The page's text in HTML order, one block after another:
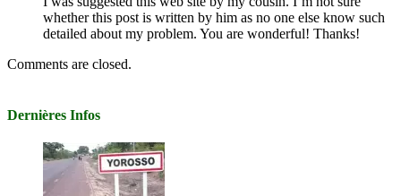
whether this post is written by him as no one else know such
detailed about my problem. You are wonderful! Thanks!
Comments are closed.
Dernières Infos